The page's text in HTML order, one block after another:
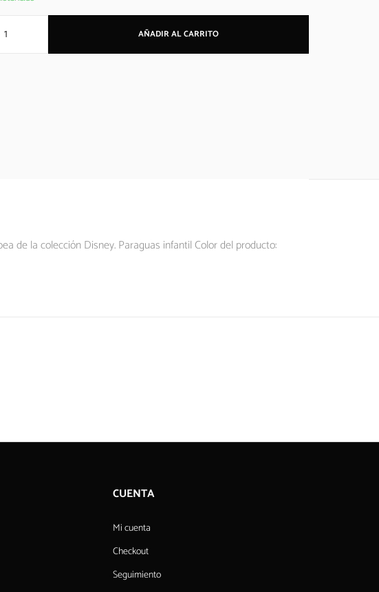
AÑADIR AL CARRITO
de la colección Disney. Paraguas infantil Color del producto:
CUENTA
Mi cuenta
Checkout
Seguimiento